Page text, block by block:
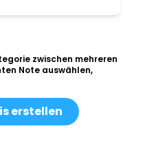
zwischen mehreren
Note auswählen,
erstellen